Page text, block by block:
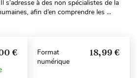
s’adresse à des non spécialistes de la
afin d’en comprendre les ...
€
Format
numérique
18,99 €